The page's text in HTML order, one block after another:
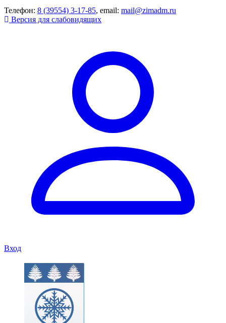
Телефон: 8 (39554) 3-17-85, email: mail@zimadm.ru
Версия для слабовидящих
Вход